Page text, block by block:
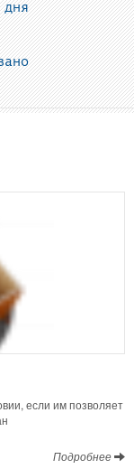
если им позволяет
Подробнее